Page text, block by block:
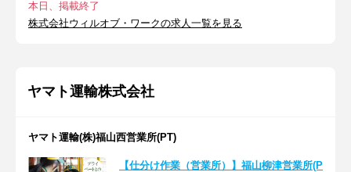
本日、掲載終了
株式会社ウィルオブ・ワークの求人一覧を見る
ヤマト運輸株式会社
ヤマト運輸(株)福山西営業所(PT)
【仕分け作業（営業所）】福山柳津営業所(P